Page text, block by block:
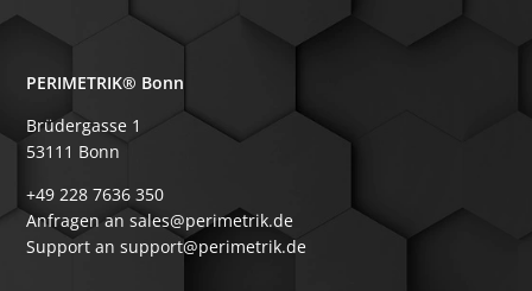
PERIMETRIK® Bonn
Brüdergasse 1
53111 Bonn
+49 228 7636 350
Anfragen an sales@perimetrik.de
Support an support@perimetrik.de